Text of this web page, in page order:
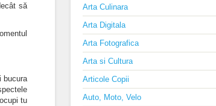
să
bucura
tu
Arta Culinara
Arta Digitala
Arta Fotografica
Arta si Cultura
Articole Copii
Auto, Moto, Velo